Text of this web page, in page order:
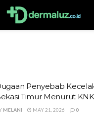
Penyebab
Timur Menurut
MELANI MAY 21, 2026 0